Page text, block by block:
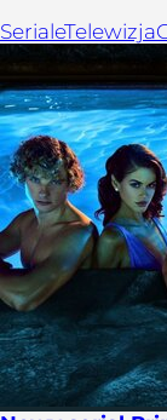
SerialeTelewizja